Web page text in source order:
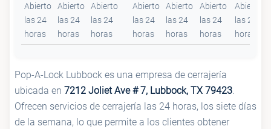
Abierto
las 24
horas
Abierto
las 24
horas
Abierto
las 24
horas
Abierto
las 24
horas
Abierto
las 24
horas
Abierto
las 24
horas
Abierto
las 24
horas
Pop-A-Lock Lubbock es una empresa de cerrajería
ubicada en 7212 Joliet Ave # 7, Lubbock, TX 79423.
Ofrecen servicios de cerrajería las 24 horas, los siete días
de la semana, lo que permite a los clientes obtener